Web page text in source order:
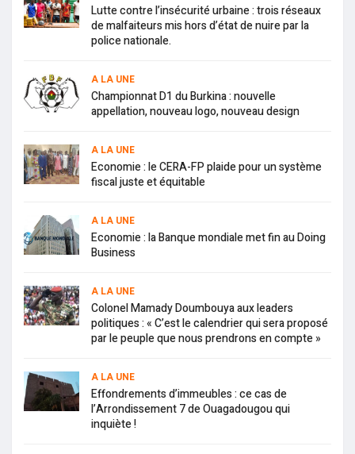
Lutte contre l’insécurité urbaine : trois réseaux
de malfaiteurs mis hors d’état de nuire par la
police nationale.
A LA UNE
Championnat D1 du Burkina : nouvelle
appellation, nouveau logo, nouveau design
A LA UNE
Economie : le CERA-FP plaide pour un système
fiscal juste et équitable
A LA UNE
Economie : la Banque mondiale met fin au Doing
Business
A LA UNE
Colonel Mamady Doumbouya aux leaders
politiques : « C’est le calendrier qui sera proposé
par le peuple que nous prendrons en compte »
A LA UNE
Effondrements d’immeubles : ce cas de
l’Arrondissement 7 de Ouagadougou qui
inquiète !